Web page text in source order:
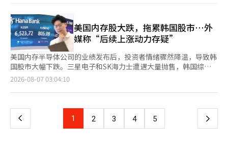
7%，但随后大部分回升，最终收跌1.3%。SK海力士美国存托凭证
（ADR）下跌5%。由于闪迪和西部数据的业绩发布引发了对内存
价格上涨势头减缓的担忧。 软件公司表现也不佳。数字广告平台
AppLovin季度营收未达市场预期，股价暴跌19.7%。云安全公司
DataDog预计第三季度营收增速将放缓，股价下跌19%。 相反，
尽管SpaceX早期投资者和员工持有的股票出售限制被解除，股价
仍上涨6.1%。尽管市场担心可能出现大规模抛售，但实际卖压低
于预期。 投资者正密切关注7日即将发布的美国7月就业报告。此
本报道经人工智能（AI）系统翻译与编辑。
生物制药（1.27%）、KB金融（0.29%）则以上涨收盘。
KOSDAQ指数较前一交易日上涨2.08点（0.26%），收于801.67
点。当天，指数以797.44点开盘，随后转为上涨并突破800点，期
间最高曾达到813.54点。自上月31日以来，KOSDAQ指数已连续
五个交易日上涨。 在KOSDAQ市场上，个人和机构分别净买入859
亿韩元和1615亿韩元。而外资则净卖出2482亿韩元。 KOSDAQ市
值前列的股票表现不一。以伊奥科技（5.96%）、阿尔特基
（5.60%）、艾比尔生物（3.62%）、生态科技（1.82%）、生态
科技BM（0.98%）、利诺工业（0.60%）、HLB（0.57%）、彩
（-6.65%）和元益IPS（-5.22%）则出现下跌。 代信证券研究员
李京敏表示：“国内股市中，内存相关的投资情绪减弱，导致半导
体行业大幅下跌，主导了指数的疲软。”他分析称：“随着跌幅的
时的水平。 不同市场之间的差异也不大。在证券市场中，公告后
次日分析对象138家公司中，有49家（35.5%）的股价下跌。一周
后，134家公司中有42家（31.3%），一个月后105家公司中有41
家（39.0%）的股价低于公告时的水平。 科斯达克市场同样如此。
公告后次日，255家公司中有77家（30.2%）的股价下跌，一周后
247家公司中有76家（30.8%），一个月后204家公司中有84家
（41.2%）的股价低于公告时的水平。特别是跌幅最大的股票，公
告次日为三和网络（-21.74%），一周为麦德普（-20.53%），一
个月为阿尔特（-38.50%），均为科斯达克上市公司。 市场普遍认
大。若注销自购股票，流通股数减少，预期每股收益（EPS）和净
资产收益率（ROE）将改善；但若将购入的股票继续持有或用于员
美国内存股大跌，拖累韩国股市…外
媒称“后续上涨动力存疑”
美国内存半导体公司的业绩发布后，投资者情绪骤然降温，导致韩
国股市大幅下跌。三星电子和SK海力士遭遇大量抛售，韩国综合
股价指数一度下跌超过5%。 根据6日韩国交易所的数据，韩国综
度跌至6238.32点，跌幅达到5.46%。由于急剧下跌，韩国综合股
亿韩元，成为下跌的主要推动力。尽管个人投资者也进行了相似规
模的净买入，但未能阻止指数下跌。 市值较大的半导体股遭遇集
2026-08-07 03:04:10
上
页
1 2 3 4 5 下